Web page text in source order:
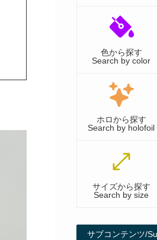
色から探す
Search by color
ホロから探す
Search by holofoil
サイズから探す
Search by size
サブコンテンツ/